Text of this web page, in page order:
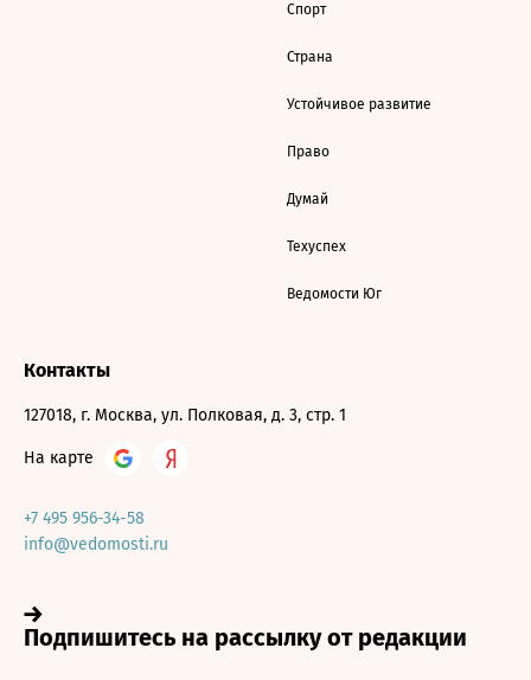
Спорт
Страна
Устойчивое развитие
Право
Думай
Техуспех
Ведомости Юг
Контакты
127018, г. Москва, ул. Полковая, д. 3, стр. 1
На карте
+7 495 956-34-58
info@vedomosti.ru